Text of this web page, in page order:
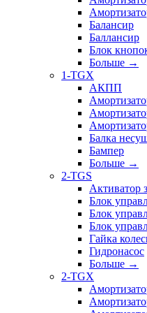
Балансир
Баллансир
Блок
Больше →
1-TGX
АКПП
Балка
Бампер
Больше →
2-TGS
Активатор
Блок
Блок
Блок
Гайка
Гидронасос
Больше →
2-TGX